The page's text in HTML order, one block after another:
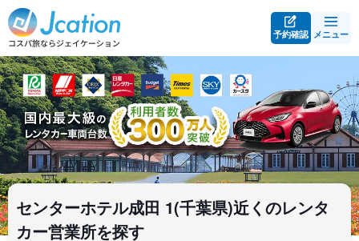
予約確認 メニュー
センターホテル成田 1(千葉県)近くのレンタ
カー営業所を探す